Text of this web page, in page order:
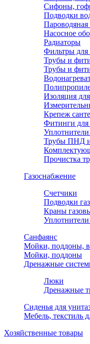
Сифоны,
Подводки
Пароводяная
Насосное
Радиаторы
Фильтры для
Трубы и
Трубы и
Изоляция
Крепеж
Фитинги для
Трубы ПНД
Прочистка
Газоснабжение
Счетчики
Подводки
Краны
Санфаянс
Мойки, поддоны,
Мойки, поддоны
Дренажные
Люки
Дренажные
Сиденья для
Мебель, текстиль
Хозяйственные товары